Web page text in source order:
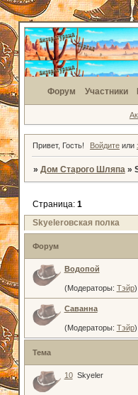
Форум Участники
Привет, Гость! Войдите или
» Дом Старого Шляпа »
Skyelerовская полка
Страница: 1
Форум
Водопой
(Модераторы: Тэйр)
Саванна
(Модераторы: Тэйр)
Тема
10 Skyeler